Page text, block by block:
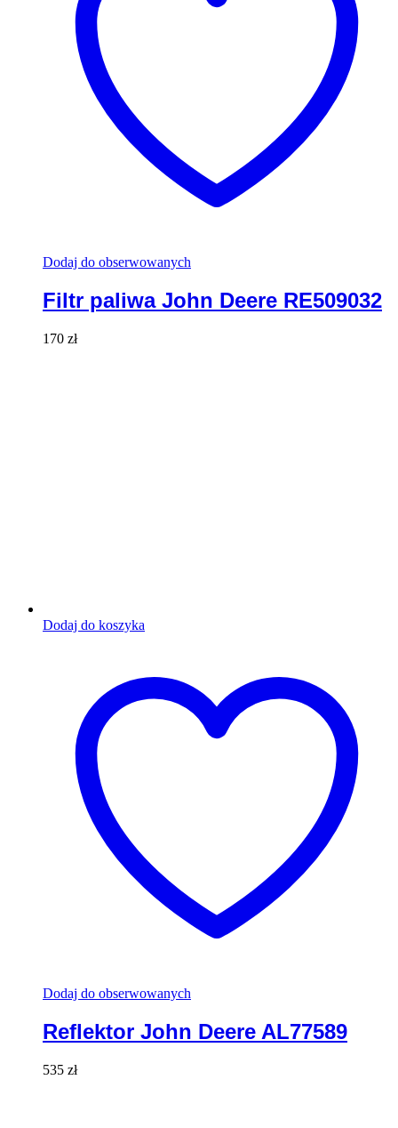
Dodaj do obserwowanych
Filtr paliwa John Deere RE509032
170 zł
Dodaj do koszyka
Dodaj do obserwowanych
Reflektor John Deere AL77589
535 zł